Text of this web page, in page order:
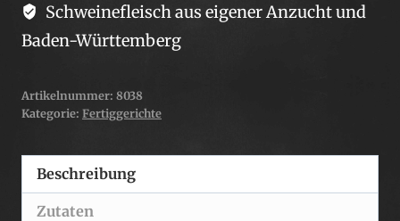
Schweinefleisch aus eigener Anzucht und
Baden-Württemberg
Artikelnummer: 8038
Kategorie: Fertiggerichte
Beschreibung
Zutaten